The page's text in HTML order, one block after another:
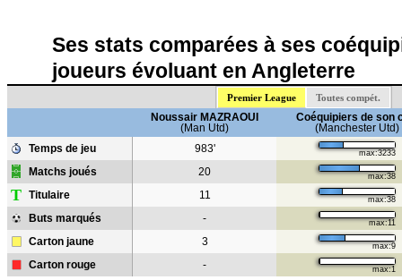
Ses stats comparées à ses
joueurs évoluant en Angleterre
Premier League Toutes compét.
Noussair MAZRAOUI
(Man Utd)
Coéquipiers de son
(Manchester Utd)
Temps de jeu
983' max:3233
Matchs joués 20 max:38
T Titulaire 11 max:38
Buts marqués - max:11
Carton jaune 3 max:9
Carton rouge - max:1